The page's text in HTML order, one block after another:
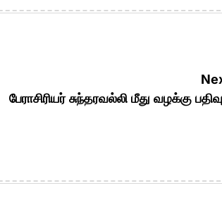
பேராசிரியர் சுந்தரவல்லி மீது வழக்கு